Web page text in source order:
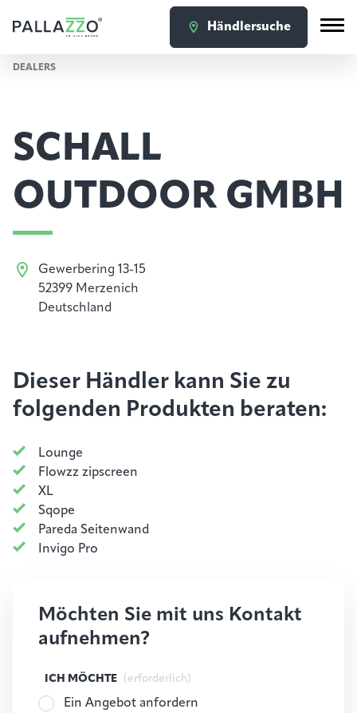
Händlersuche
DEALERS
SCHALL
OUTDOOR GMBH
Gewerbering 13-15
52399 Merzenich
Deutschland
Dieser Händler kann Sie zu
folgenden Produkten beraten:
Lounge
Flowzz zipscreen
XL
Sqope
Pareda Seitenwand
Invigo Pro
Möchten Sie mit uns Kontakt
aufnehmen?
ICH MÖCHTE (erforderlich)
Ein Angebot anfordern